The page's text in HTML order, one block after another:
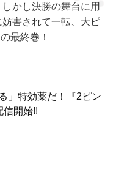
かし決勝の舞台に用
害されて一転、大ピ
最終巻！
」特効薬だ！『2ピン
信開始!!